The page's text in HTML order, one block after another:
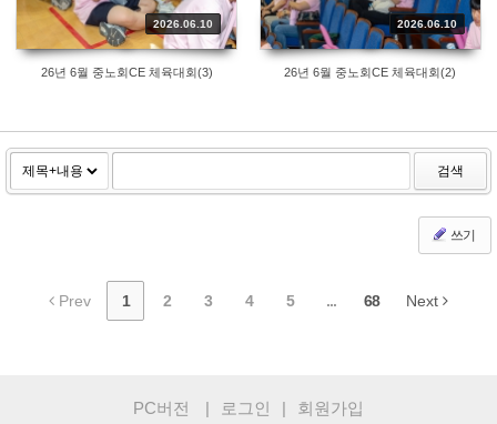
2026.06.10
26년 6월 중노회CE 체육대회(3)
2026.06.10
26년 6월 중노회CE 체육대회(2)
검색
쓰기
Prev 1 2 3 4 5 ... 68 Next
PC버전 | 로그인 | 회원가입